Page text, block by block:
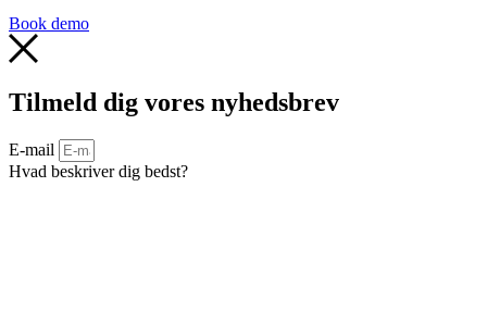
Book demo
Tilmeld dig vores nyhedsbrev
E-mail
Hvad beskriver dig bedst?